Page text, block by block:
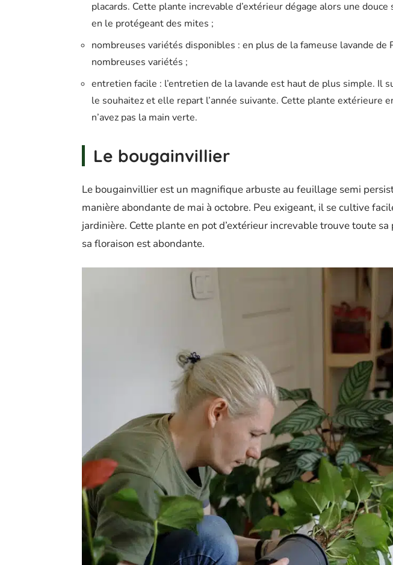
placards. Cette plante increvable d’extérieur dégage alors une
en le protégeant des mites ;
nombreuses variétés disponibles : en plus de la fameuse lavande de
nombreuses variétés ;
entretien facile : l’entretien de la lavande est haut de plus simple. Il
le souhaitez et elle repart l’année suivante. Cette plante extérieure
n’avez pas la main verte.
Le bougainvillier
Le bougainvillier est un magnifique arbuste au feuillage semi
manière abondante de mai à octobre. Peu exigeant, il se cultive
jardinière. Cette plante en pot d’extérieur increvable trouve toute
sa floraison est abondante.